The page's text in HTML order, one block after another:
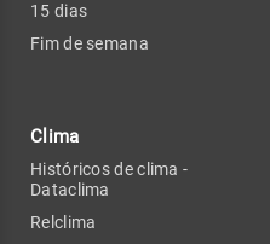
15 dias
Fim de semana
Clima
Históricos de clima -
Dataclima
Relclima